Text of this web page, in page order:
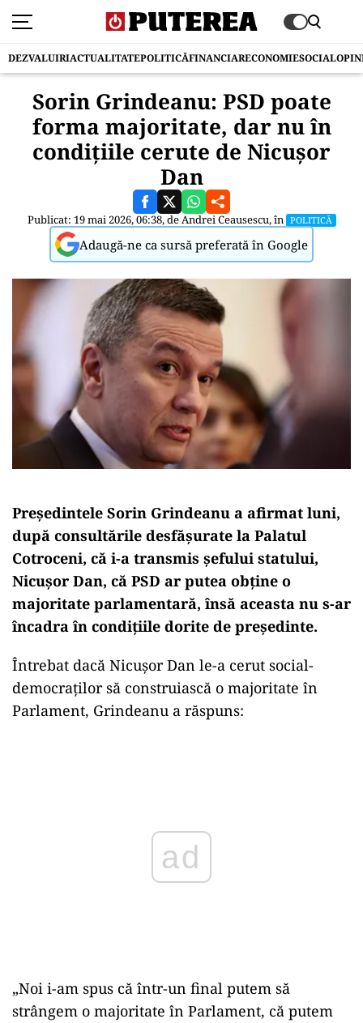
DEZVALUIRIACTUALITATEPOLITICĂFINANCIARECONOMIESOCIAL
Sorin Grindeanu: PSD poate
forma majoritate, dar nu în
condițiile cerute de Nicuşor
Dan
Publicat: 19 mai 2026, 06:38, deAndrei Ceausescu, în POLITICĂ
Adaugă-ne ca sursă preferată în Google
Președintele Sorin Grindeanu a afirmat luni,
după consultările desfășurate la Palatul
Cotroceni, că i-a transmis șefului statului,
Nicuşor Dan, că PSD ar putea obține o
majoritate parlamentară, însă aceasta nu s-ar
încadra în condițiile dorite de președinte.
Întrebat dacă Nicușor Dan le-a cerut social-
democraților să construiască o majoritate în
Parlament, Grindeanu a răspuns:
„Noi i-am spus că într-un final putem să
strângem o majoritate în Parlament, că putem